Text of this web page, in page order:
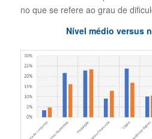
no que se refere ao grau de
Nível médio versus